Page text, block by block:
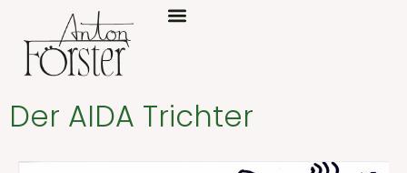
Der AIDA Trichter